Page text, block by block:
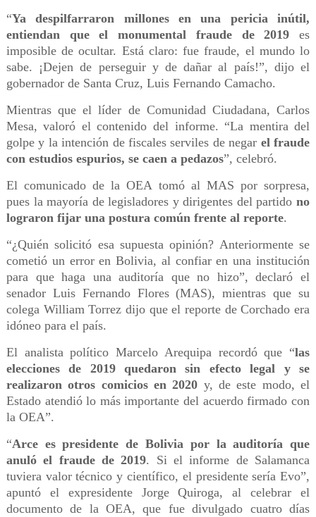
“Ya despilfarraron millones en una pericia inútil,
entiendan que el monumental fraude de 2019 es
imposible de ocultar. Está claro: fue fraude, el mundo lo
sabe. ¡Dejen de perseguir y de dañar al país!”, dijo el
gobernador de Santa Cruz, Luis Fernando Camacho.
Mientras que el líder de Comunidad Ciudadana, Carlos
Mesa, valoró el contenido del informe. “La mentira del
golpe y la intención de fiscales serviles de negar el fraude
con estudios espurios, se caen a pedazos”, celebró.
El comunicado de la OEA tomó al MAS por sorpresa,
pues la mayoría de legisladores y dirigentes del partidono
lograron fijar una postura común frente al reporte.
“¿Quién solicitó esa supuesta opinión? Anteriormente se
cometió un error en Bolivia, al confiar en una institución
para que haga una auditoría que no hizo”, declaró el
senador Luis Fernando Flores (MAS), mientras que su
colega William Torrez dijo que el reporte de Corchado era
idóneo para el país.
El analista político Marcelo Arequipa recordó que “las
elecciones de 2019 quedaron sin efecto legal y se
realizaron otros comicios en 2020 y, de este modo, el
Estado atendió lo más importante del acuerdo firmado con
la OEA”.
“Arce es presidente de Bolivia por la auditoría que
anuló el fraude de 2019. Si el informe de Salamanca
tuviera valor técnico y científico, el presidente sería Evo”,
apuntó el expresidente Jorge Quiroga, al celebrar el
documento de la OEA, que fue divulgado cuatro días